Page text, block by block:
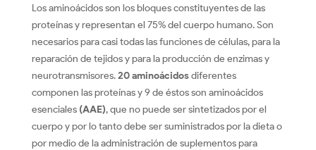
Los aminoácidos son los bloques constituyentes de las
proteínas y representan el 75% del cuerpo humano. Son
necesarios para casi todas las funciones de células, para la
reparación de tejidos y para la producción de enzimas y
neurotransmisores.20 aminoácidosdiferentes
componen las proteínas y 9 de éstos son aminoácidos
esenciales (AAE), que no puede ser sintetizados por el
cuerpo y por lo tanto debe ser suministrados por la dieta o
por medio de la administración de suplementos para